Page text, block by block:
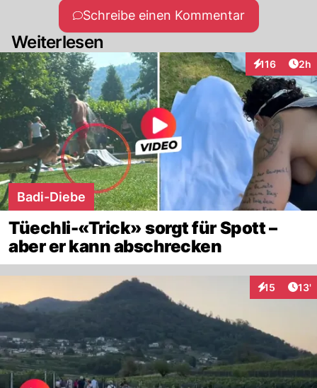
Schreibe einen Kommentar
Weiterlesen
116
Interaktionen
2h
Badi-Diebe
Tüechli-«Trick» sorgt für Spott –
aber er kann abschrecken
15
Interaktionen
13'